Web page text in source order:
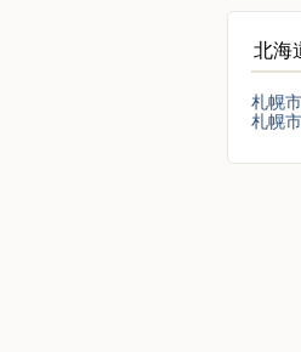
北海
札幌
札幌